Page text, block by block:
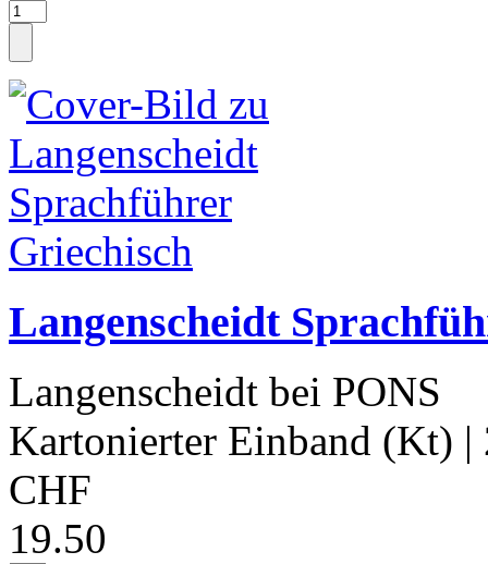
Langenscheidt
Langenscheidt bei PONS
Kartonierter Einband (Kt) |
CHF
19.50